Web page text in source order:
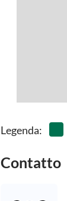
Legenda:
Contatto